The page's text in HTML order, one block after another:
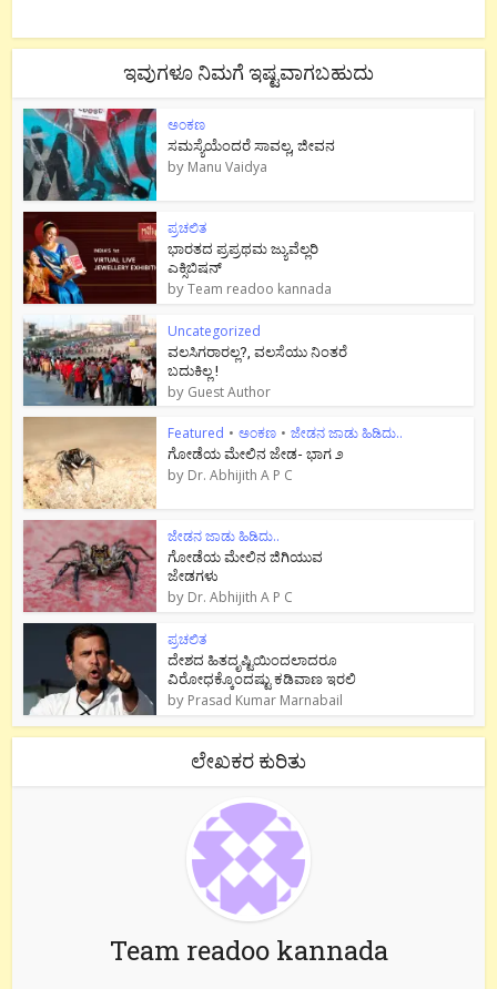
ಇವುಗಳೂ ನಿಮಗೆ ಇಷ್ಟವಾಗಬಹುದು
ಅಂಕಣ
ಸಮಸ್ಯೆಯೆಂದರೆ ಸಾವಲ್ಲ, ಜೀವನ
by Manu Vaidya
ಪ್ರಚಲಿತ
ಭಾರತದ ಪ್ರಪ್ರಥಮ ಜ್ಯುವೆಲ್ಲರಿ
ಎಕ್ಸಿಬಿಷನ್
byTeam readoo kannada
Uncategorized
ವಲಸಿಗರಾರಲ್ಲ?, ವಲಸೆಯು ನಿಂತರೆ
ಬದುಕಿಲ್ಲ !
by Guest Author
Featured • ಅಂಕಣ • ಜೇಡನ ಜಾಡು ಹಿಡಿದು..
ಗೋಡೆಯ ಮೇಲಿನ ಜೇಡ- ಭಾಗ ೨
by Dr. Abhijith A P C
ಜೇಡನ ಜಾಡು ಹಿಡಿದು..
ಗೋಡೆಯ ಮೇಲಿನ ಜಿಗಿಯುವ
ಜೇಡಗಳು
by Dr. Abhijith A P C
ಪ್ರಚಲಿತ
ದೇಶದ ಹಿತದೃಷ್ಟಿಯಿಂದಲಾದರೂ
ವಿರೋಧಕ್ಕೊಂದಷ್ಟು ಕಡಿವಾಣ ಇರಲಿ
by Prasad Kumar Marnabail
ಲೇಖಕರ ಕುರಿತು
Team readoo kannada